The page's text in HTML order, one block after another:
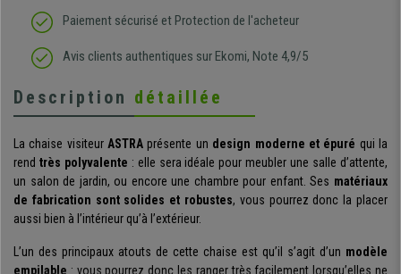
Paiement sécurisé et Protection de l'acheteur
Avis clients authentiques sur Ekomi, Note 4,9/5
Description détaillée
La chaise visiteurASTRA présente un design moderne et épuré qui la
rend très polyvalente : elle sera idéale pour meubler une salle d’attente,
un salon de jardin, ou encore une chambre pour enfant. Ses matériaux
de fabrication sont solides et robustes, vous pourrez donc la placer
aussi bien à l’intérieur qu’à l’extérieur.
L’un des principaux atouts de cette chaise est qu’il s’agit d’un modèle
empilable : vous pourrez donc les ranger très facilement lorsqu’elles ne